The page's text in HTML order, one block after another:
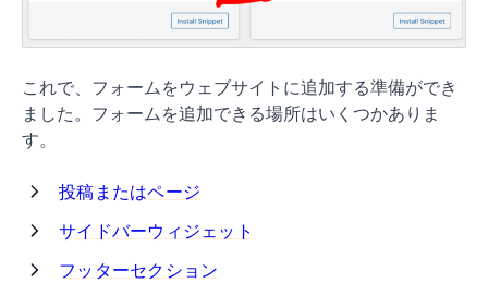
これで、フォームをウェブサイトに追加する準備ができ
ました。フォームを追加できる場所はいくつかありま
す。
投稿またはページ
サイドバーウィジェット
フッターセクション